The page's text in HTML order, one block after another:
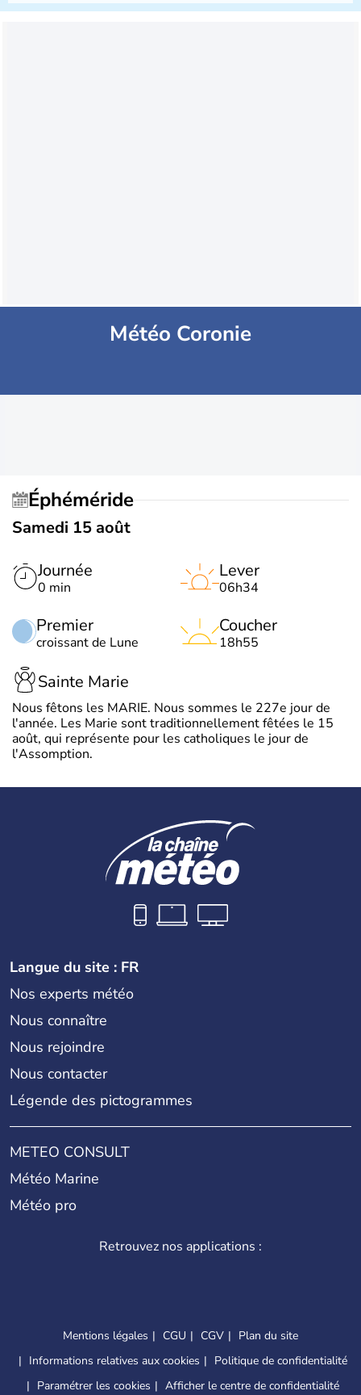
Météo Coronie
Éphéméride
Samedi 15 août
Journée
0 min
Premier
croissant de Lune
Lever
06h34
Coucher
18h55
Sainte Marie
Nous fêtons les MARIE. Nous sommes le 227e jour de
l'année. Les Marie sont traditionnellement fêtées le 15
août, qui représente pour les catholiques le jour de
l'Assomption.
Langue du site : FR
Nos experts météo
Nous connaître
Nous rejoindre
Nous contacter
Légende des pictogrammes
METEO CONSULT
Météo Marine
Météo pro
Retrouvez nos applications :
Mentions légales CGU CGV
Plan du site
Informations relatives aux cookies
Politique de confidentialité
Paramétrer les cookies
Afficher le centre de confidentialité